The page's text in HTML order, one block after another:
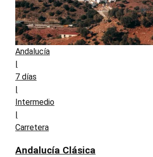
Andalucía
7 días
Intermedio
Carretera
Andalucía Clásica